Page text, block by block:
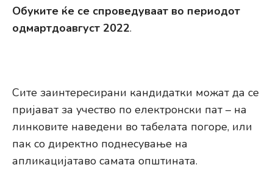
Обуките ќе се спроведуваат во периодот
одмартдоавгуст 2022.
Сите заинтересирани кандидатки можат да се
пријават за учество по електронски пат – на
линковите наведени во табелата погоре, или
пак со директно поднесување на
апликацијатаво самата општината.